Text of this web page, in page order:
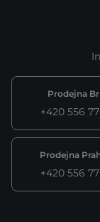
Prodejna
+420 556
Prodejna
+420 556